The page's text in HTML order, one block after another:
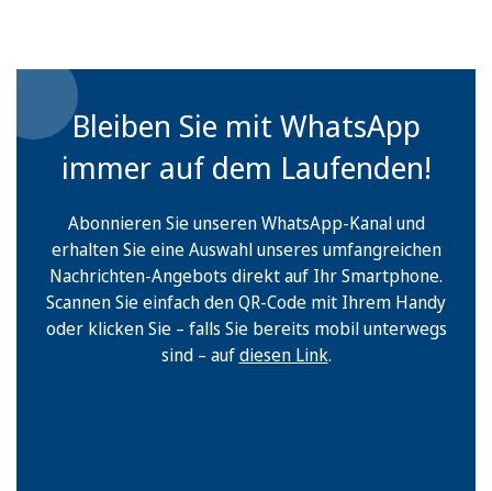
Bleiben Sie mit WhatsApp
immer auf dem Laufenden!
Abonnieren Sie unseren WhatsApp-Kanal und
erhalten Sie eine Auswahl unseres umfangreichen
Nachrichten-Angebots direkt auf Ihr Smartphone.
Scannen Sie einfach den QR-Code mit Ihrem Handy
oder klicken Sie – falls Sie bereits mobil unterwegs
sind – aufdiesen Link.